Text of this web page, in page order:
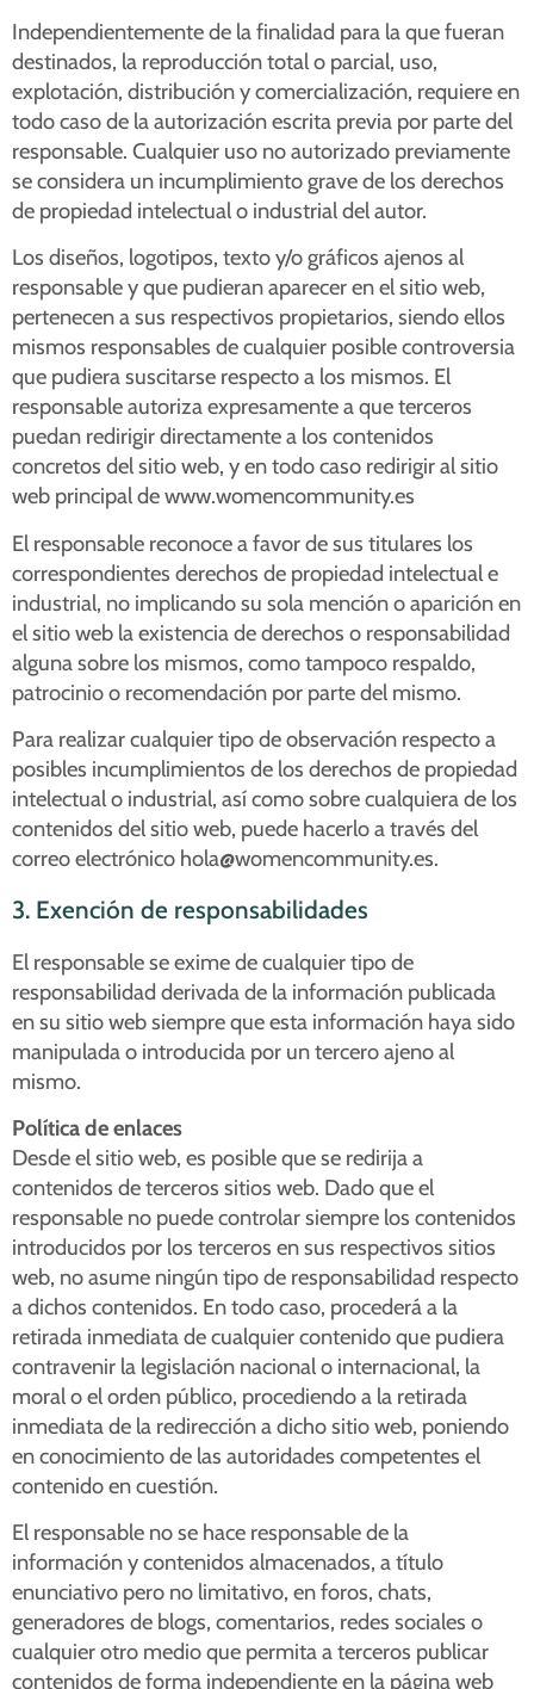
Independientemente de la finalidad para la que fueran
destinados, la reproducción total o parcial, uso,
explotación, distribución y comercialización, requiere en
todo caso de la autorización escrita previa por parte del
responsable. Cualquier uso no autorizado previamente
se considera un incumplimiento grave de los derechos
de propiedad intelectual o industrial del autor.
Los diseños, logotipos, texto y/o gráficos ajenos al
responsable y que pudieran aparecer en el sitio web,
pertenecen a sus respectivos propietarios, siendo ellos
mismos responsables de cualquier posible controversia
que pudiera suscitarse respecto a los mismos. El
responsable autoriza expresamente a que terceros
puedan redirigir directamente a los contenidos
concretos del sitio web, y en todo caso redirigir al sitio
web principal de www.womencommunity.es
El responsable reconoce a favor de sus titulares los
correspondientes derechos de propiedad intelectual e
industrial, no implicando su sola mención o aparición en
el sitio web la existencia de derechos o responsabilidad
alguna sobre los mismos, como tampoco respaldo,
patrocinio o recomendación por parte del mismo.
Para realizar cualquier tipo de observación respecto a
posibles incumplimientos de los derechos de propiedad
intelectual o industrial, así como sobre cualquiera de los
contenidos del sitio web, puede hacerlo a través del
correo electrónico hola@womencommunity.es.
3. Exención de responsabilidades
El responsable se exime de cualquier tipo de
responsabilidad derivada de la información publicada
en su sitio web siempre que esta información haya sido
manipulada o introducida por un tercero ajeno al
mismo.
Política de enlaces
Desde el sitio web, es posible que se redirija a
contenidos de terceros sitios web. Dado que el
responsable no puede controlar siempre los contenidos
introducidos por los terceros en sus respectivos sitios
web, no asume ningún tipo de responsabilidad respecto
a dichos contenidos. En todo caso, procederá a la
retirada inmediata de cualquier contenido que pudiera
contravenir la legislación nacional o internacional, la
moral o el orden público, procediendo a la retirada
inmediata de la redirección a dicho sitio web, poniendo
en conocimiento de las autoridades competentes el
contenido en cuestión.
El responsable no se hace responsable de la
información y contenidos almacenados, a título
enunciativo pero no limitativo, en foros, chats,
generadores de blogs, comentarios, redes sociales o
cualquier otro medio que permita a terceros publicar
contenidos de forma independiente en la página web